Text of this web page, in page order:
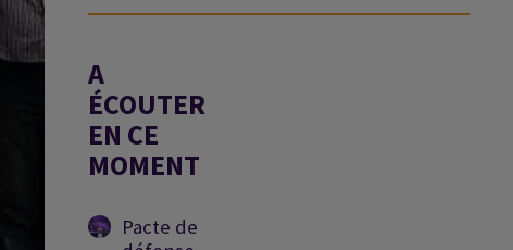
A
ÉCOUTER
EN CE
MOMENT
Pacte de